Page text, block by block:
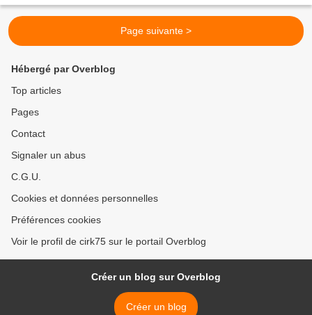
Page suivante >
Hébergé par Overblog
Top articles
Pages
Contact
Signaler un abus
C.G.U.
Cookies et données personnelles
Préférences cookies
Voir le profil de cirk75 sur le portail Overblog
Créer un blog sur Overblog
Créer un blog